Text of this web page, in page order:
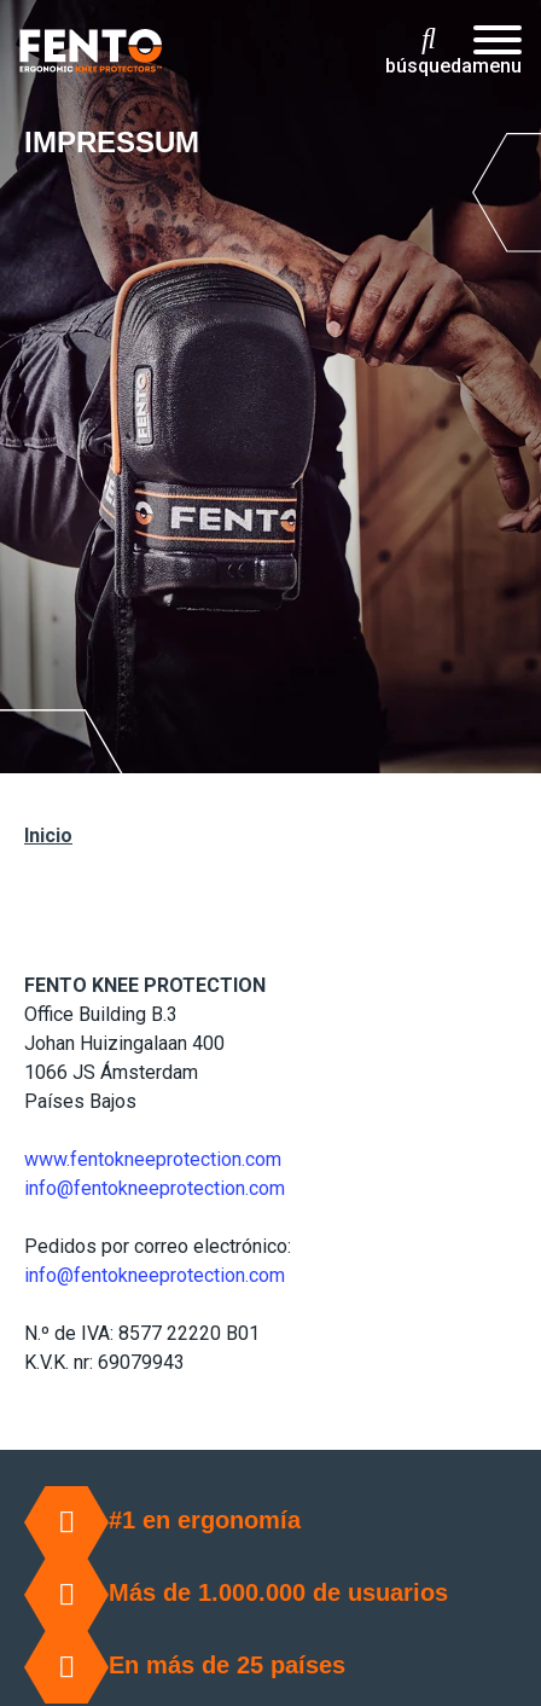
búsquedamenu
IMPRESSUM
Inicio
FENTO KNEE PROTECTION
Office Building B.3
Johan Huizingalaan 400
1066 JS Ámsterdam
Países Bajos
www.fentokneeprotection.com
info@fentokneeprotection.com
Pedidos por correo electrónico:
info@fentokneeprotection.com
N.º de IVA: 8577 22220 B01
K.V.K. nr: 69079943
#1 en ergonomía
Más de 1.000.000 de usuarios
En más de 25 países